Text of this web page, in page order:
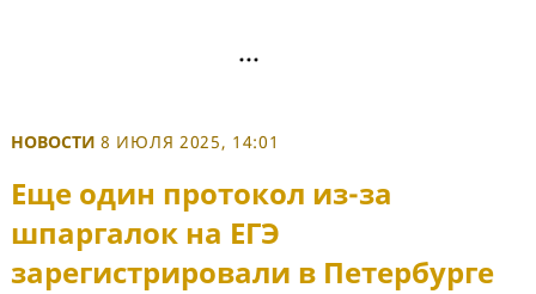
НОВОСТИ 8 ИЮЛЯ 2025, 14:01
Еще один протокол из-за
шпаргалок на ЕГЭ
зарегистрировали в Петербурге